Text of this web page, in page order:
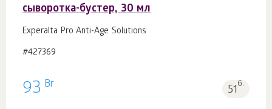
сыворотка-бустер, 30 мл
Experalta Pro Anti-Age Solutions
#427369
93 Br 51б.